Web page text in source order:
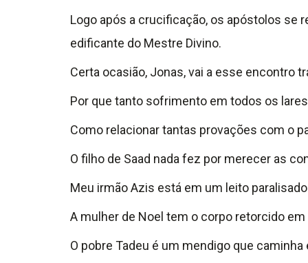
Logo após a crucificação, os apóstolos se
edificante do Mestre Divino.
Certa ocasião, Jonas, vai a esse encontro
Por que tanto sofrimento em todos os
Como relacionar tantas provações com o
O filho de Saad nada fez por merecer as
Meu irmão Azis está em um leito
A mulher de Noel tem o corpo retorcido
O pobre Tadeu é um mendigo que